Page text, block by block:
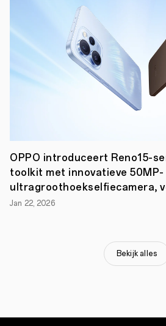
OPPO
X
2021:
een
of
zette
OPPO introduceert Reno15-
toolkit met innovatieve 50MP-
ultragroothoekselfiecamera,
portret- en video-opties
Jan 22, 2026
Bekijk alles